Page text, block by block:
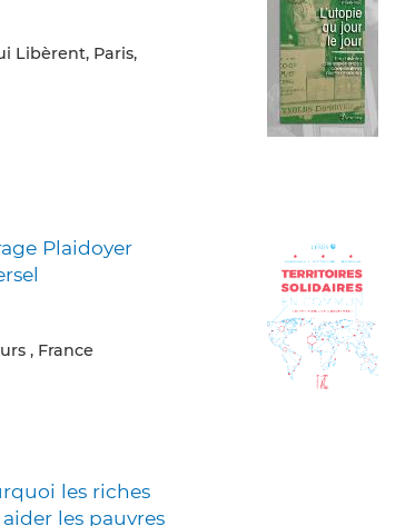
Libèrent, Paris,
Plaidoyer
, France
les riches
les pauvres